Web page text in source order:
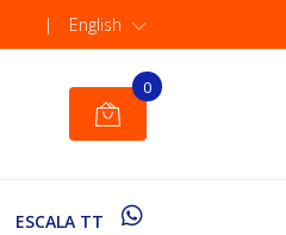
| English
0
ESCALA TT